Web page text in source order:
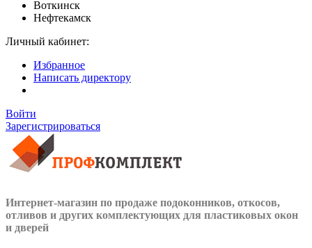
Воткинск
Нефтекамск
Личный кабинет:
Избранное
Написать директору
Войти
Зарегистрироваться
Интернет-магазин по продаже подоконников, откосов,
отливов и других комплектующих для пластиковых окон
и дверей